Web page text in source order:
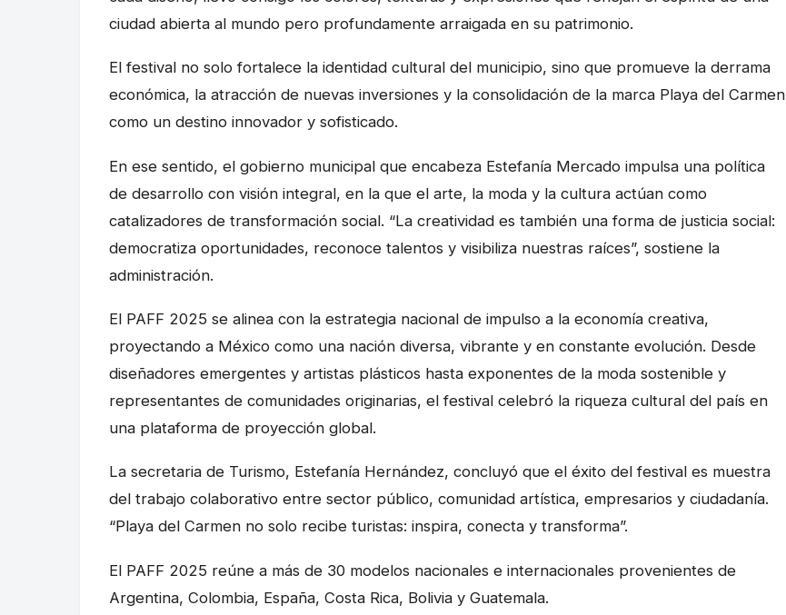
ciudad abierta al mundo pero profundamente arraigada en su patrimonio.
El festival no solo fortalece la identidad cultural del municipio, sino que promueve la derrama
económica, la atracción de nuevas inversiones y la consolidación de la marca Playa del Carmen
como un destino innovador y sofisticado.
En ese sentido, el gobierno municipal que encabeza Estefanía Mercado impulsa una política
de desarrollo con visión integral, en la que el arte, la moda y la cultura actúan como
catalizadores de transformación social. “La creatividad es también una forma de justicia social:
democratiza oportunidades, reconoce talentos y visibiliza nuestras raíces”, sostiene la
administración.
El PAFF 2025 se alinea con la estrategia nacional de impulso a la economía creativa,
proyectando a México como una nación diversa, vibrante y en constante evolución. Desde
diseñadores emergentes y artistas plásticos hasta exponentes de la moda sostenible y
representantes de comunidades originarias, el festival celebró la riqueza cultural del país en
una plataforma de proyección global.
La secretaria de Turismo, Estefanía Hernández, concluyó que el éxito del festival es muestra
del trabajo colaborativo entre sector público, comunidad artística, empresarios y ciudadanía.
“Playa del Carmen no solo recibe turistas: inspira, conecta y transforma”.
El PAFF 2025 reúne a más de 30 modelos nacionales e internacionales provenientes de
Argentina, Colombia, España, Costa Rica, Bolivia y Guatemala.